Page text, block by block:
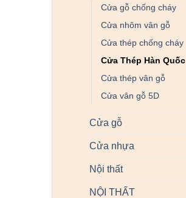
Cửa gỗ chống cháy
Cửa nhôm vân gỗ
Cửa thép chống cháy
Cửa Thép Hàn Quốc
Cửa thép vân gỗ
Cửa vân gỗ 5D
Cửa gỗ
Cửa nhựa
Nội thất
NỘI THẤT